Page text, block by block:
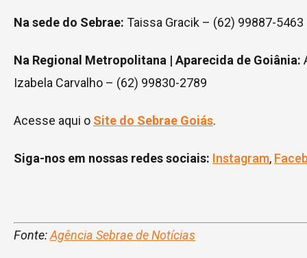
Na sede do Sebrae: Taissa Gracik – (62) 99887-
Na Regional Metropolitana | Aparecida de Goiânia:
Izabela Carvalho – (62) 99830-2789
Acesse aqui o Site do Sebrae Goiás.
Siga-nos em nossas redes sociais: Instagram,
Fonte:Agência Sebrae de Notícias